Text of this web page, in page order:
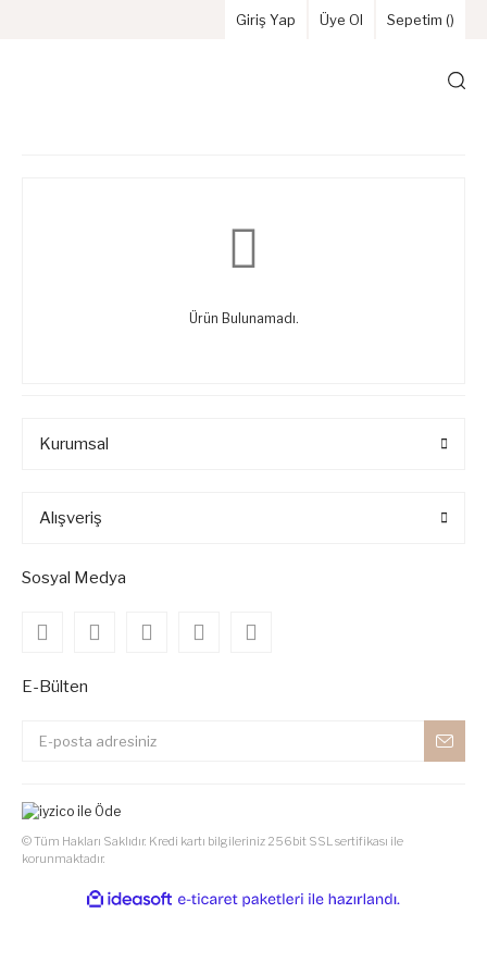
Giriş Yap Üye Ol Sepetim ()
Ürün Bulunamadı.
Kurumsal
Alışveriş
Sosyal Medya
E-Bülten
© Tüm Hakları Saklıdır. Kredi kartı bilgileriniz 256bit SSL sertifikası ile
korunmaktadır.
ideasoft
e-